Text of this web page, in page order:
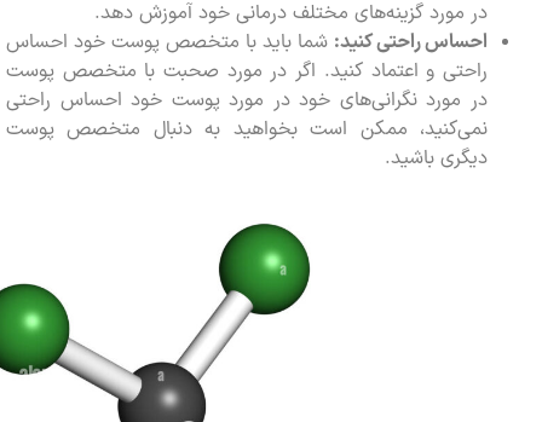
در مورد گزینه‌های مختلف درمانی خود آموزش دهد.
احساس راحتی کنید:شما باید با متخصص پوست خود احساس
راحتی و اعتماد کنید. اگر در مورد صحبت با متخصص پوست
در مورد نگرانی‌های خود در مورد پوست خود احساس راحتی
نمی‌کنید، ممکن است بخواهید به دنبال متخصص پوست
دیگری باشید.